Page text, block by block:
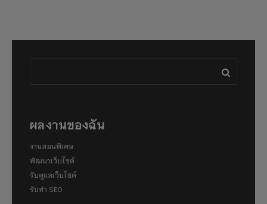
ผลงานของฉัน
งานสอนพิเศษ
พัฒนาเว็บไซต์
รับดูแลเว็บไซต์
รับทำ SEO